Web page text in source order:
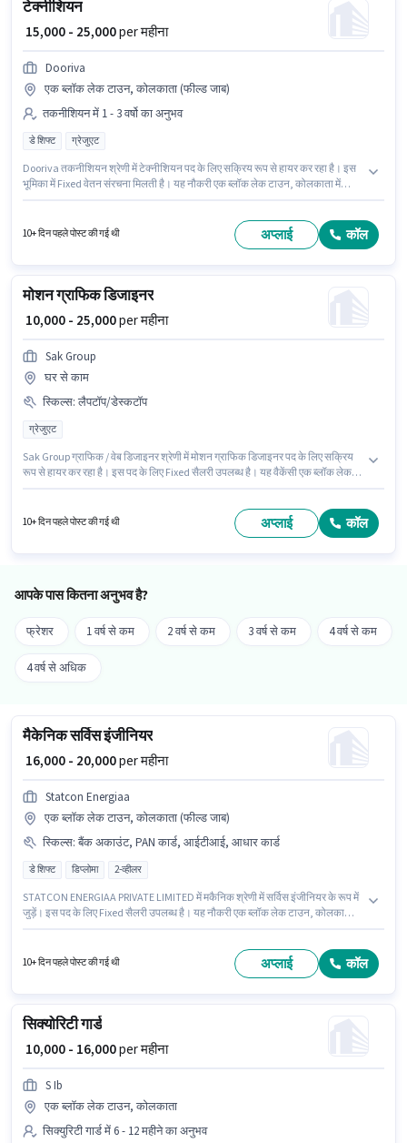
टेक्नीशियन
₹ 15,000 - 25,000per महीना
Dooriva
एक ब्लॉक लेक टाउन, कोलकाता (फील्ड जाब)
तकनीशियन में 1 - 3 वर्षो का अनुभव
डे शिफ्ट ग्रेजुएट
Dooriva तकनीशियन श्रेणी में टेक्नीशियन पद के लिए सक्रिय रूप से हायर कर रहा है। इस
भूमिका में Fixed वेतन संरचना मिलती है। यह नौकरी एक ब्लॉक लेक टाउन, कोलकाता में
टाइम की है, डे शिफ्ट के साथ और 6 days working प्रति सप्ताह है।
10+ दिन पहले पोस्ट की गई थी अप्लाई कॉल
मोशन ग्राफिक डिजाइनर
₹ 10,000 - 25,000per महीना
Sak Group
घर से काम
स्किल्स: लैपटॉप/डेस्कटॉप
ग्रेजुएट
Sak Group ग्राफिक / वेब डिजाइनर श्रेणी में मोशन ग्राफिक डिजाइनर पद के लिए सक्रिय
रूप से हायर कर रहा है। इस पद के लिए Fixed सैलरी उपलब्ध है। यह वैकेंसी एक ब्लॉक लेक
वर्ष के अनुभव वाले के लिए उपयुक्त है। आप प्रति माह ₹25000 तक कमा सकते हैं।
10+ दिन पहले पोस्ट की गई थी अप्लाई कॉल
आपके पास कितना अनुभव है?
फ्रेशर 1 वर्ष से कम 2 वर्ष से कम 3 वर्ष से कम 4 वर्ष से कम
4 वर्ष से अधिक
मैकेनिक सर्विस इंजीनियर
₹ 16,000 - 20,000per महीना
Statcon Energiaa
एक ब्लॉक लेक टाउन, कोलकाता (फील्ड जाब)
स्किल्स: बैंक अकाउंट, PAN कार्ड, आईटीआई, आधार कार्ड
डे शिफ्ट डिप्लोमा 2-व्हीलर
STATCON ENERGIAA PRIVATE LIMITED में मकैनिक श्रेणी में सर्विस इंजीनियर के रूप में
जुड़ें। इस पद के लिए Fixed सैलरी उपलब्ध है। यह नौकरी एक ब्लॉक लेक टाउन, कोलकाता में
कार्ड, आधार कार्ड, बैंक अकाउंट, आईटीआई आवश्यक हैं।
10+ दिन पहले पोस्ट की गई थी अप्लाई कॉल
सिक्योरिटी गार्ड
₹ 10,000 - 16,000per महीना
S Ib
एक ब्लॉक लेक टाउन, कोलकाता
सिक्युरिटी गार्ड में 6 - 12 महीने का अनुभव